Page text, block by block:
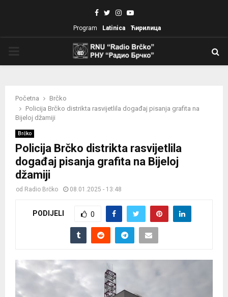
Facebook
TwitterInstagram
Youtube
Program Latinica Ћирилица
Početna
Brčko
Policija Brčko distrikta rasvijetlila događaj pisanja grafita na
Bijeloj džamiji
Brčko
Policija Brčko distrikta rasvijetlila
događaj pisanja grafita na Bijeloj
džamiji
od Radio Brčko 08.01.2025 - 13:48
PODIJELI 0